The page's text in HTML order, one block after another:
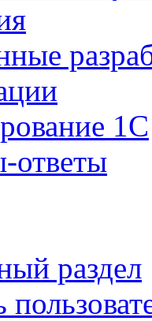
1С
ответы
раздел